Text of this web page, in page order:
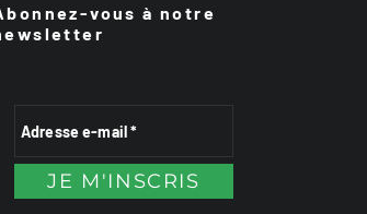
vous à notre